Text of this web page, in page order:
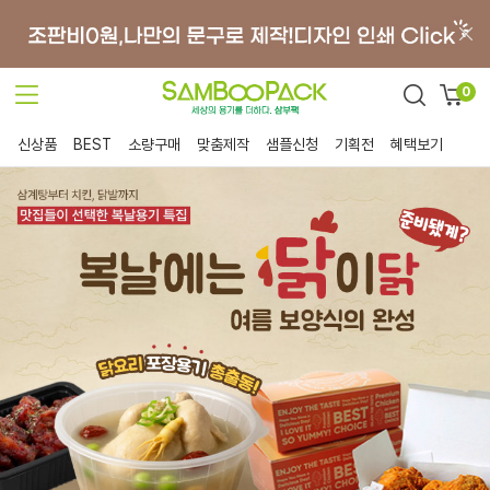
0
신상품 BEST 소량구매 맞춤제작 샘플신청 기획전 혜택보기